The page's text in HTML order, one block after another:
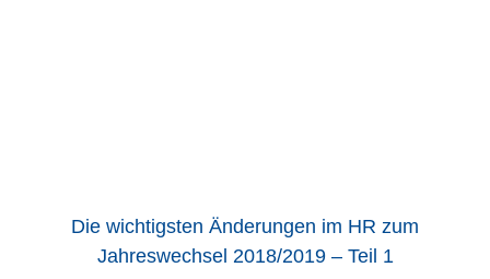
Die wichtigsten Änderungen im HR zum
Jahreswechsel 2018/2019 – Teil 1